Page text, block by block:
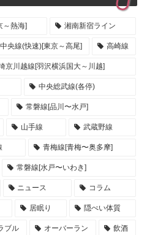
～熱海] 湘南新宿ライン
中央線(快速)[東京～高尾] 高崎線
京川越線[羽沢横浜国大～川越]
中央総武線(各停)
常磐線[品川〜水戸]
山手線 武蔵野線
青梅線[青梅〜奥多摩]
常磐線[水戸〜いわき]
ニュース コラム
居眠り 隠ぺい体質
ブル オーバーラン 飲酒